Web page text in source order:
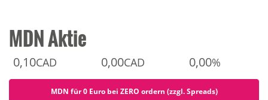
MDN Aktie
0,10CAD 0,00CAD 0,00%
MDN für 0 Euro bei ZERO ordern (zzgl. Spreads)